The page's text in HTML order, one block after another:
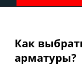
Как
арматуры?